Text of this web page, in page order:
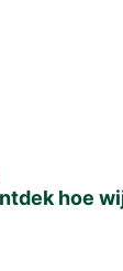
hoe